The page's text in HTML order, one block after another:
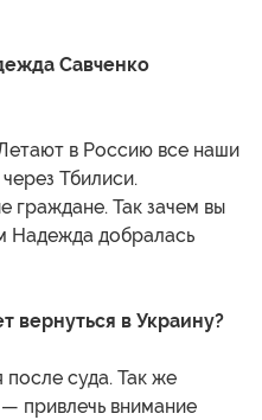
Савченко
в Россию все наши
Тбилиси.
граждане. Так зачем вы
Надежда добралась
вернуться в Украину?
после суда. Так же
привлечь внимание